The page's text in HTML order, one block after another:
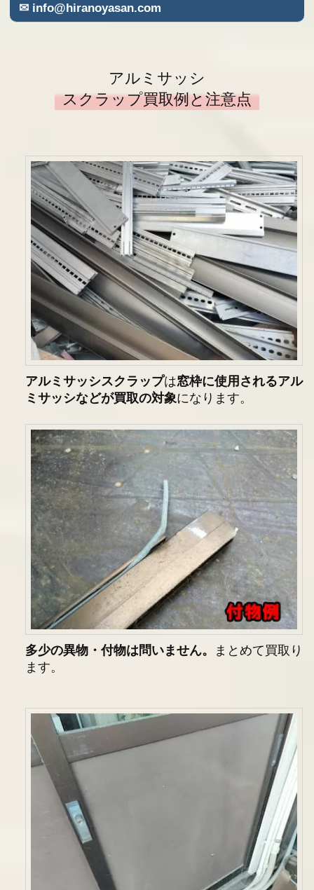
✉ info@hiranoyasan.com
アルミサッシ
スクラップ買取例と注意点
アルミサッシスクラップは窓枠に使用されるアル
ミサッシなどが買取の対象になります。
多少の異物・付物は問いません。
まとめて買取り
ます。